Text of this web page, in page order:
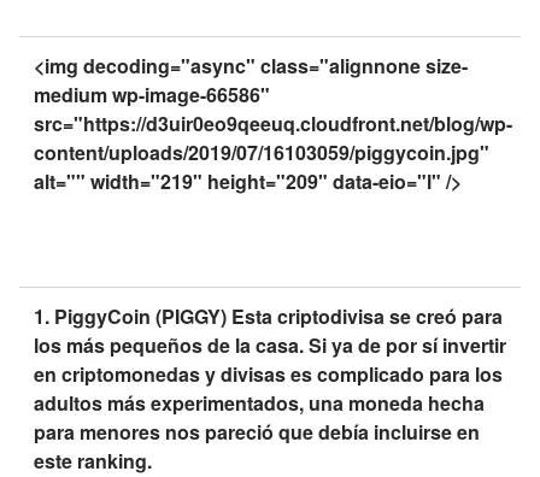
<img decoding="async" class="alignnone size-
medium wp-image-66586"
src="https://d3uir0eo9qeeuq.cloudfront.net/blog/wp-
content/uploads/2019/07/16103059/piggycoin.jpg"
alt="" width="219" height="209" data-eio="l" />
1. PiggyCoin (PIGGY) Esta criptodivisa se creó para
los más pequeños de la casa. Si ya de por sí invertir
en criptomonedas y divisas es complicado para los
adultos más experimentados, una moneda hecha
para menores nos pareció que debía incluirse en
este ranking.